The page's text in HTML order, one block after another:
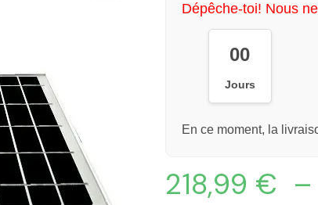
Dépêche-toi! Nous
00
Jours
En ce moment, la
218,99 € –